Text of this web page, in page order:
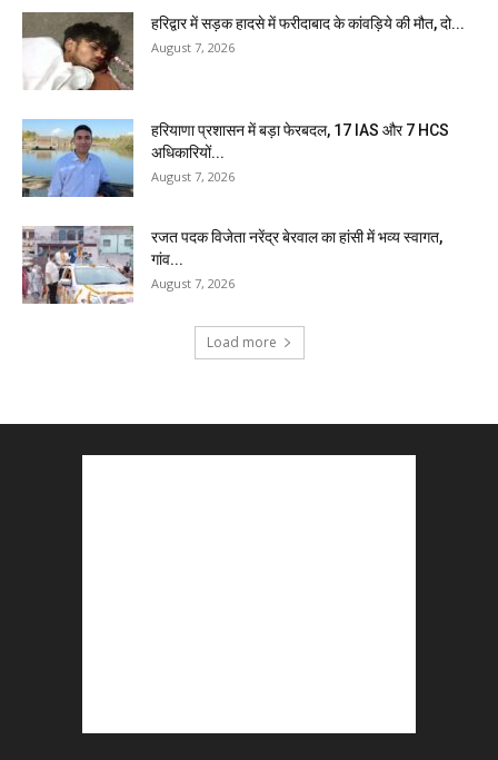
हरिद्वार में सड़क हादसे में फरीदाबाद के कांवड़िये की मौत, दो...
August 7, 2026
हरियाणा प्रशासन में बड़ा फेरबदल, 17 IAS और 7 HCS
अधिकारियों...
August 7, 2026
रजत पदक विजेता नरेंद्र बेरवाल का हांसी में भव्य स्वागत,
गांव...
August 7, 2026
Load more